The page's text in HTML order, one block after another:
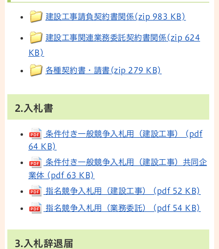
建設工事請負契約書関係(zip 983 KB)
建設工事関連業務委託契約書関係(zip 624
KB)
各種契約書・請書(zip 279 KB)
2.入札書
条件付き一般競争入札用（建設工事） (pdf
64 KB)
条件付き一般競争入札用（建設工事）共同企
業体 (pdf 63 KB)
指名競争入札用（建設工事） (pdf 52 KB)
指名競争入札用（業務委託） (pdf 54 KB)
3.入札辞退届